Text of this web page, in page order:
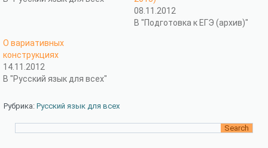
08.11.2012
В "Подготовка к ЕГЭ (архив)"
О вариативных
конструкциях
14.11.2012
В "Русский язык для всех"
Рубрика: Русский язык для всех